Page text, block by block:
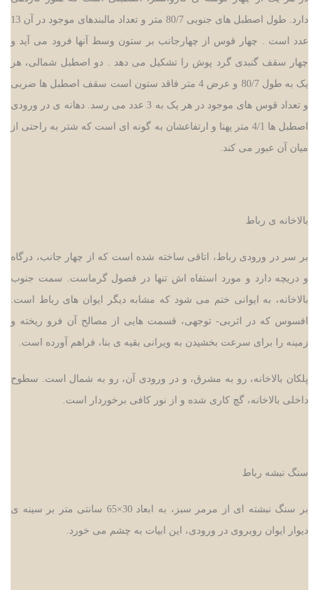
دارد. طول اصطبل های جنوبی 80/7 متر و تعداد مالبندهای موجود در آن 13
عدد است . چهار قوس از چهارجانب بر ستون وسط آنها فرود می آید و
چهار سقف گنبدی گرد پوش را تشکیل می دهد . دو اصطبل شمالی، هر
یک به طول 80/7 و عرض 4 متر فاقد ستون است سقف اصطبل ها ضربی
و تعداد قوس های موجود در هر یک به 3 عدد می رسد. دهانه ی در ورودی
اصطبل ها 4/1 متر پهنا و ارتفاعشان به گونه ای است که شتر به راحتی از
میان آن عبور می کند.
بالاخانه ی رباط
بر سر در ورودی رباط، اتاقی ساخته شده است که از چهار جانب، درگاه
و دریچه دارد و مورد استفاه اش تنها در فصول گرماست. سمت جنوب
بالاخانه، به ایوانی ختم می شود که مشابه دیگر ایوان های رباط است.
افسوس که در اثربی- توجهی، قسمت هایی از مصالح آن فرو ریخته و
زمینه را برای سرعت بخشیدن به ویرانی بقیه ی بنا، فراهم آورده است.
پلکان بالاخانه، رو به مشرق، و در ورودی آن، رو به شمال است. سطوح
داخلی بالاخانه، گچ کاری شده و از نور کافی برخوردار است.
سنگ نبشه رباط
بر سنگ نبشته ای از مرمر سبز، به ابعاد 30 ×
65 سانتی متر بر سینه ی
دیوار ایوان روبروی در ورودی، این ابیات به چشم می خورد.